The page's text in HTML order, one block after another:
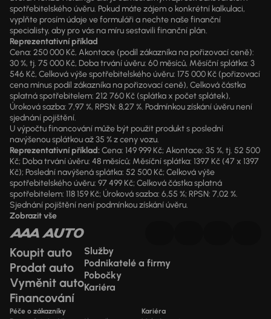
spotřebitelského úvěru. Pokud máte zájem o konkrétní kalkulaci,
vyplňte prosím údaje ve formuláři a nechte naše finanční
specialisty, aby pro vás na míru sestavili finanční plán.
Reprezentativní příklad
Cena: 250 000 Kč, Akontace (podíl zákazníka na pořizovací ceně):
30 %, tj. 75 000 Kč, Doba trvání úvěru: 60 měsíců, Měsíční splátka: 3
546 Kč, Celková výše spotřebitelského úvěru: 175 000 Kč (pořizovací
cena mínus podíl zákazníka na pořizovací ceně), Celková částka
splatná spotřebitelem: 212 760 Kč (splátka x počet splátek),
Úroková sazba: 7,97 %, RPSN: 8,27 %. Podmínkou získání úvěru není
sjednání pojištění.
U výpočtu financování může být použit produkt s poslední
navýšenou splátkou až 35 % z ceny vozu.
Reprezentativní příklad:Cena: 149 999 Kč; Akontace: 35 %, tj. 52 500
Kč; Doba trvání úvěru: 48 měsíců; Měsíční splátka: 1397 Kč (47 x 1397
Kč); Poslední navýšená splátka: 52 500 Kč; Celková výše
spotřebitelského úvěru: 97 499 Kč; Celková částka splatná
spotřebitelem: 118 159 Kč; Úroková sazba: 6,55 %; RPSN: 7,02 %.
Sjednání pojištění není podmínkou získání úvěru.
Zobrazit vše
Koupit auto
Prodat auto
Vyměnit auto
Financování
Služby
Podnikatelé a firmy
Pobočky
Kariéra
Péče o zákazníky Kariéra